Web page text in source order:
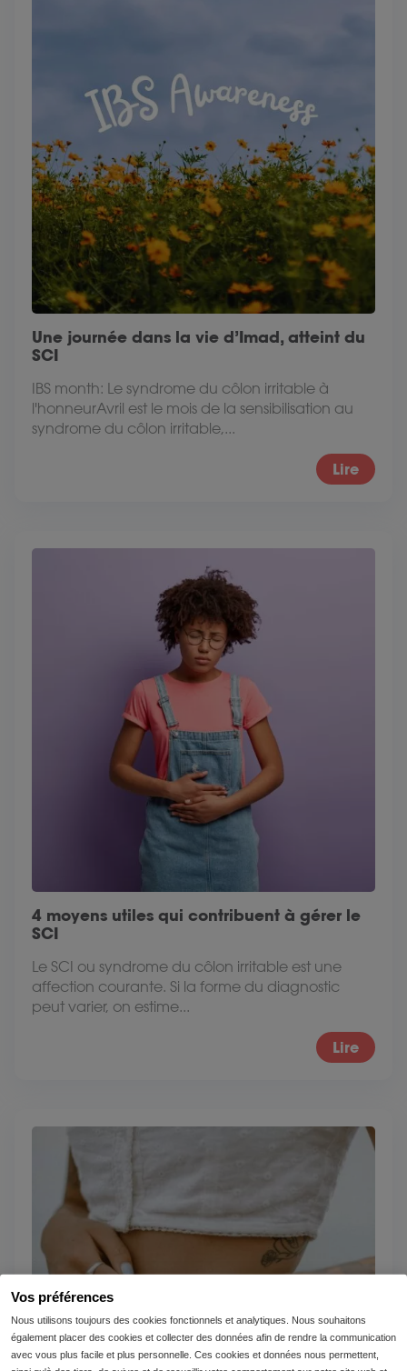
Vos préférences
Nous utilisons toujours des cookies fonctionnels et analytiques. Nous souhaitons
également placer des cookies et collecter des données afin de rendre la communication
avec vous plus facile et plus personnelle. Ces cookies et données nous permettent,
Une journée dans la vie d’Imad, atteint du
SCI
IBS month: Le syndrome du côlon irritable à
l'honneurAvril est le mois de la sensibilisation au
syndrome du côlon irritable,...
Lire
4 moyens utiles qui contribuent à gérer le
SCI
Le SCI ou syndrome du côlon irritable est une
affection courante. Si la forme du diagnostic
peut varier, on estime...
Lire